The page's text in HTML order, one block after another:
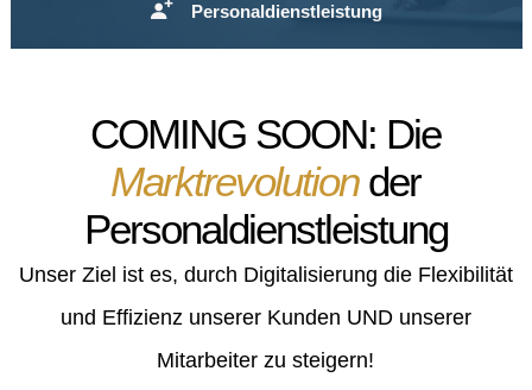
Personaldienstleistung
Mehr Infos
COMING SOON: Die
Marktrevolutionder
Personaldienstleistung
Unser Ziel ist es, durch Digitalisierung die Flexibilität
und Effizienz unserer Kunden UND unserer
Mitarbeiter zu steigern!